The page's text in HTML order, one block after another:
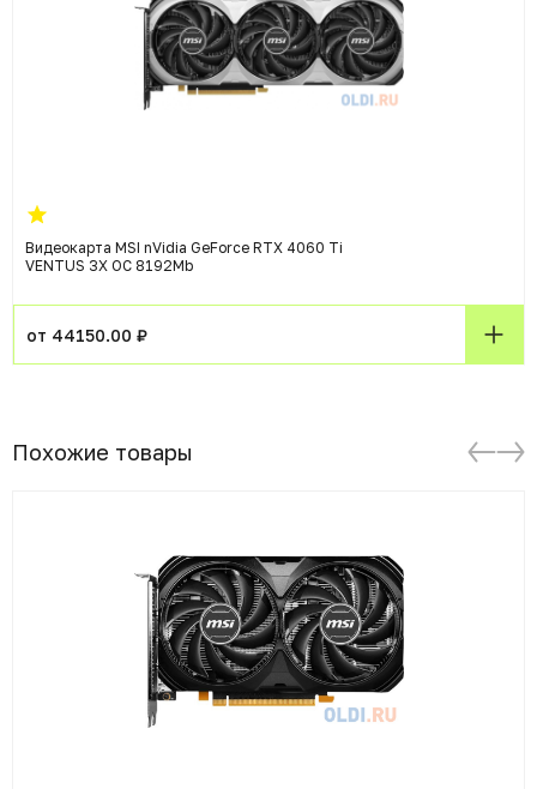
Видеокарта MSI nVidia GeForce RTX 4060 Ti
VENTUS 3X OC 8192Mb
от 44150.00 ₽
Похожие товары